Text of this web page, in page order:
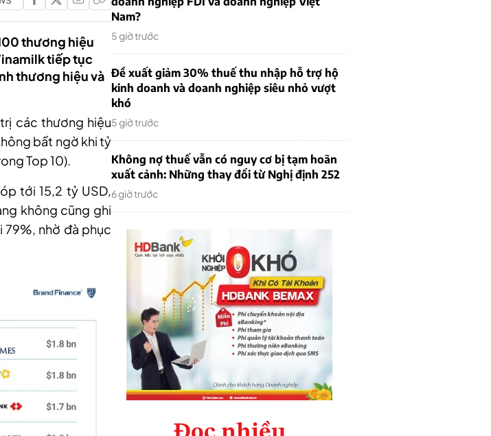
thương hiệu
tiếp tục
thương hiệu và
các thương hiệu
bất ngờ khi tỷ
Top 10).
tới 15,2 tỷ USD,
không cũng ghi
79%, nhờ đà phục
Nam?
5 giờ trước
Đề xuất giảm 30% thuế thu nhập hỗ trợ hộ
kinh doanh và doanh nghiệp siêu nhỏ vượt
khó
5 giờ trước
Không nợ thuế vẫn có nguy cơ bị tạm hoãn
xuất cảnh: Những thay đổi từ Nghị định 252
6 giờ trước